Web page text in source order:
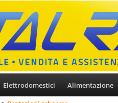
Elettrodomestici Alimentazione